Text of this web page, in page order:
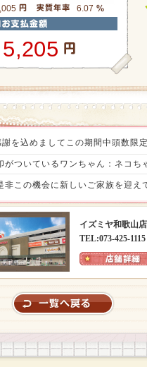
6.07
5,205
を込めましてこの期間中頭数限
がついているワンちゃん：ネコ
非この機会に新しいご家族を迎
格でお待ちいたしております。（
イズミヤ和歌山店
TEL:073-425-